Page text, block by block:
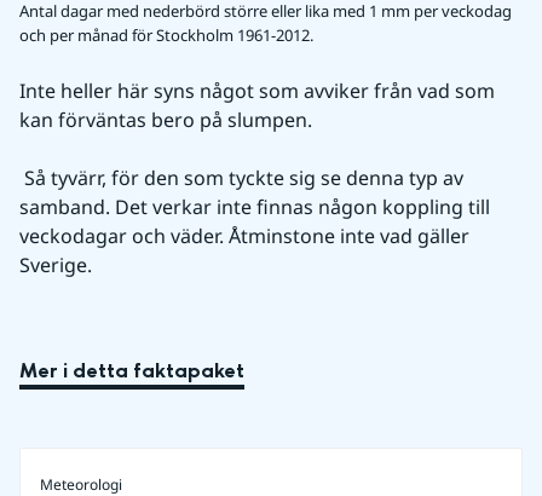
Antal dagar med nederbörd större eller lika med 1 mm per veckodag
och per månad för Stockholm 1961-2012.
Inte heller här syns något som avviker från vad som
kan förväntas bero på slumpen.
samband. Det verkar inte finnas någon koppling till
veckodagar och väder. Åtminstone inte vad gäller
Sverige.
Mer i detta faktapaket
Meteorologi